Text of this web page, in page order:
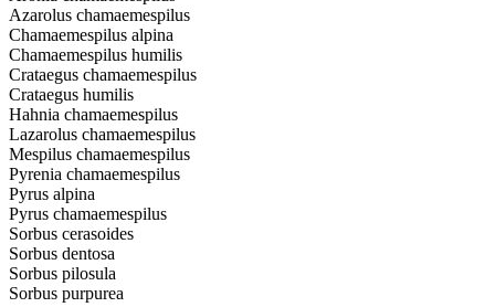
Azarolus chamaemespilus
Chamaemespilus alpina
Chamaemespilus humilis
Crataegus chamaemespilus
Crataegus humilis
Hahnia chamaemespilus
Lazarolus chamaemespilus
Mespilus chamaemespilus
Pyrenia chamaemespilus
Pyrus alpina
Pyrus chamaemespilus
Sorbus cerasoides
Sorbus dentosa
Sorbus pilosula
Sorbus purpurea